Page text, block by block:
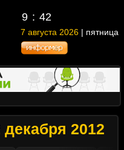
9 42
7 августа 2026 | пятница
2012